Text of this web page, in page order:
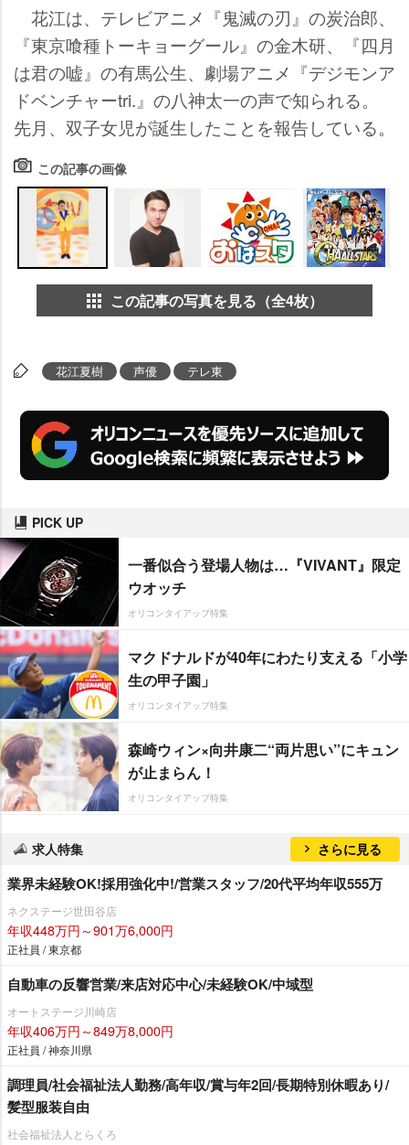
花江は、テレビアニメ『鬼滅の刃』の炭治郎、
『東京喰種トーキョーグール』の金木研、『四月
は君の嘘』の有馬公生、劇場アニメ『デジモンア
ドベンチャーtri.』の八神太一の声で知られる。
先月、双子女児が誕生したことを報告している。
この記事の画像
この記事の写真を見る（全4枚）
花江夏樹 声優 テレ東
PICK UP
一番似合う登場人物は…『VIVANT』限定
ウオッチ
オリコンタイアップ特集
マクドナルドが40年にわたり支える「小学
生の甲子園」
オリコンタイアップ特集
森崎ウィン×向井康二“両片思い”にキュン
が止まらん！
オリコンタイアップ特集
求人特集 さらに見る
業界未経験OK!採用強化中!/営業スタッフ/20代平均年収555万
ネクステージ世田谷店
年収448万円～901万6,000円
正社員 / 東京都
自動車の反響営業/来店対応中心/未経験OK/中域型
オートステージ川崎店
年収406万円～849万8,000円
正社員 / 神奈川県
調理員/社会福祉法人勤務/高年収/賞与年2回/長期特別休暇あり/
髪型服装自由
社会福祉法人とらくろ